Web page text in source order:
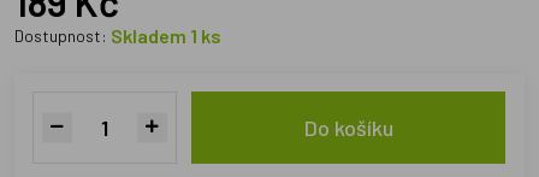
Dostupnost: Skladem 1 ks
Do košíku